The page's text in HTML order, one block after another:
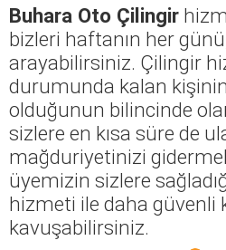
Buhara Oto Çilingir
bizleri haftanın her
arayabilirsiniz. Çilingir
durumunda kalan
olduğunun bilincinde
sizlere en kısa süre de
mağduriyetinizi
üyemizin sizlere
hizmeti ile daha güvenli
kavuşabilirsiniz.